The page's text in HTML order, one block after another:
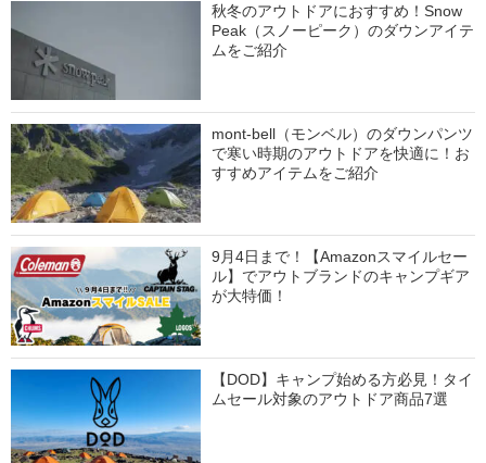
秋冬のアウトドアにおすすめ！Snow
Peak（スノーピーク）のダウンアイテ
ムをご紹介
mont-bell（モンベル）のダウンパンツ
で寒い時期のアウトドアを快適に！お
すすめアイテムをご紹介
9月4日まで！【Amazonスマイルセー
ル】でアウトブランドのキャンプギア
が大特価！
【DOD】キャンプ始める方必見！タイ
ムセール対象のアウトドア商品7選